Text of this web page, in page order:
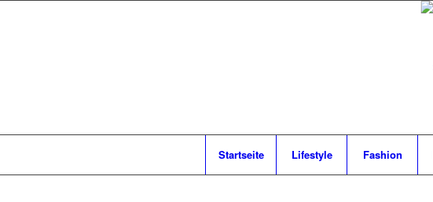
Startseite Lifestyle Fashion